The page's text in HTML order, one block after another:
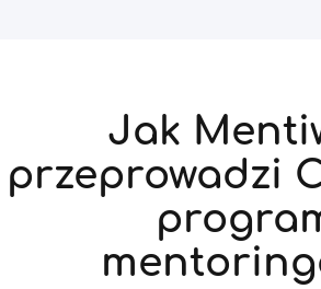
Jak
przeprowadzi